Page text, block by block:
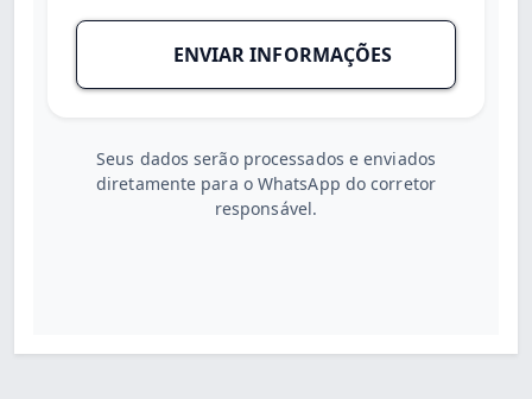
ENVIAR INFORMAÇÕES
Seus dados serão processados e enviados
diretamente para o WhatsApp do corretor
responsável.